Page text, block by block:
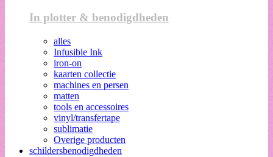
In plotter & benodigdheden
alles
Infusible Ink
iron-on
kaarten collectie
machines en persen
matten
tools en accessoires
vinyl/transfertape
sublimatie
Overige producten
schildersbenodigdheden